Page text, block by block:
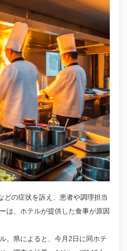
どの症状を訴え、患者や調理担当
は、ホテルが提供した食事が原因
。県によると、今月2日に同ホテ